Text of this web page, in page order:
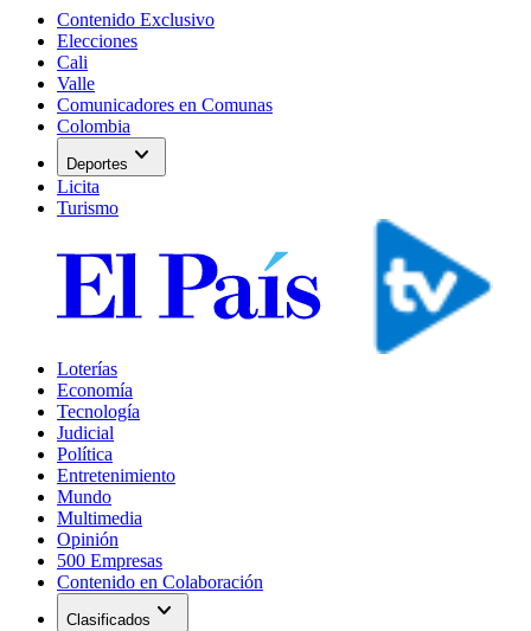
Contenido Exclusivo
Elecciones
Cali
Valle
Comunicadores en Comunas
Colombia
Deportes expand_more
Licita
Turismo
Loterías
Economía
Tecnología
Judicial
Política
Entretenimiento
Mundo
Multimedia
Opinión
500 Empresas
Contenido en Colaboración
Clasificados expand_more